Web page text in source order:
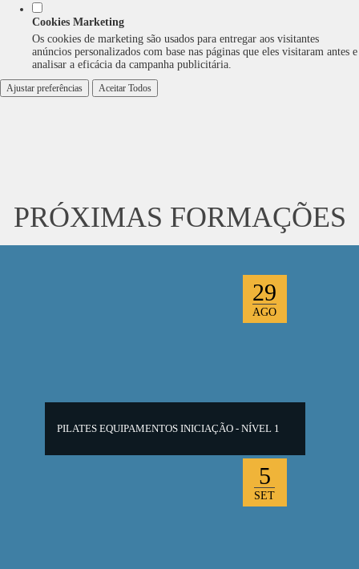
Cookies Marketing
Os cookies de marketing são usados para entregar aos visitantes
anúncios personalizados com base nas páginas que eles visitaram antes e
analisar a eficácia da campanha publicitária.
Ajustar preferências Aceitar Todos
PRÓXIMAS FORMAÇÕES
29
AGO
PILATES EQUIPAMENTOS INICIAÇÃO - NÍVEL 1
5
SET